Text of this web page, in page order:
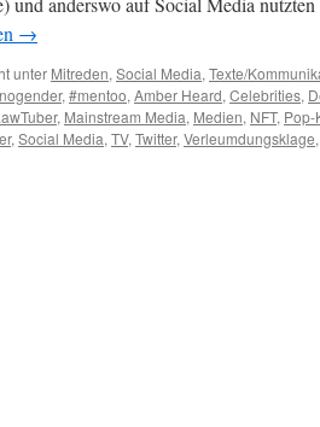
→
unter Mitreden, Social Media, Texte/
, #mentoo, Amber Heard, Celebrities,
, Mainstream Media, Medien, NFT, Pop-
, Social Media, TV, Twitter, Verleumdungsklage,